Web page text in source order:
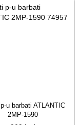
u barbati ATLANTIC
2MP-1590